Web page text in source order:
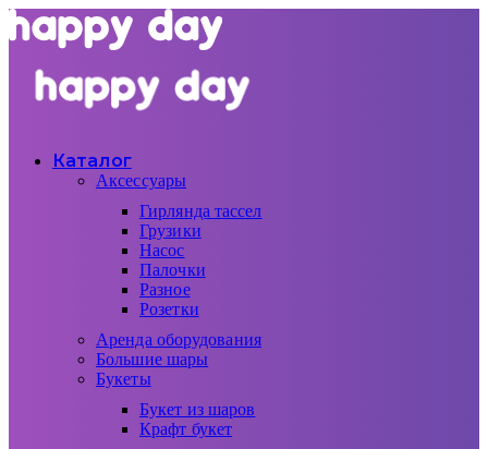
Каталог
Аксессуары
Гирлянда тассел
Грузики
Насос
Палочки
Разное
Розетки
Аренда оборудования
Большие шары
Букеты
Букет из шаров
Крафт букет